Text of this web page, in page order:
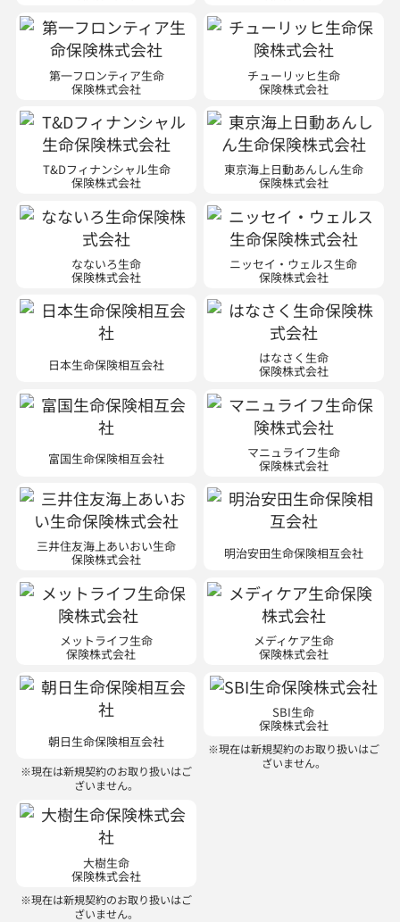
第一フロンティア生命
保険株式会社
チューリッヒ生命
保険株式会社
T&Dフィナンシャル生命
保険株式会社
東京海上日動あんしん生命
保険株式会社
なないろ生命
保険株式会社
ニッセイ・ウェルス生命
保険株式会社
日本生命保険相互会社 はなさく生命
保険株式会社
富国生命保険相互会社 マニュライフ生命
保険株式会社
三井住友海上あいおい生命
保険株式会社 明治安田生命保険相互会社
メットライフ生命
保険株式会社
メディケア生命
保険株式会社
朝日生命保険相互会社
※現在は新規契約のお取り扱いはご
ざいません。
SBI生命
保険株式会社
※現在は新規契約のお取り扱いはご
ざいません。
大樹生命
保険株式会社
※現在は新規契約のお取り扱いはご
ざいません。